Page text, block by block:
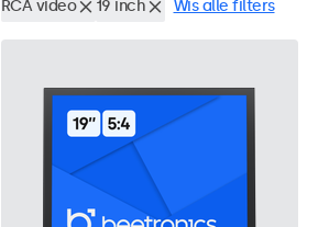
RCA video 19 inch Wis alle filters